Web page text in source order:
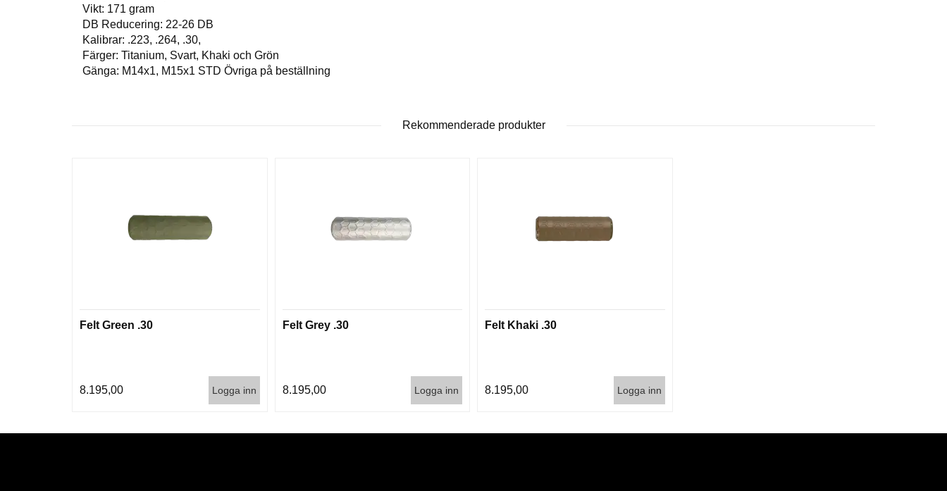
Vikt: 171 gram
DB Reducering: 22-26 DB
Kalibrar: .223, .264, .30,
Färger: Titanium, Svart, Khaki och Grön
Gänga: M14x1, M15x1 STD Övriga på beställning
Rekommenderade produkter
Felt Green .30
8.195,00 Logga inn
Felt Grey .30
8.195,00 Logga inn
Felt Khaki .30
8.195,00 Logga inn